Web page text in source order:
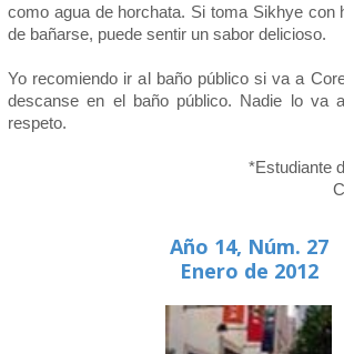
como agua de horchata. Si toma Sikhye con
de bañarse, puede sentir un sabor delicioso.
Yo recomiendo ir al baño público si va a
descanse en el baño público. Nadie lo va
respeto.
*Estudiante
Año 14, Núm. 27
Enero de 2012